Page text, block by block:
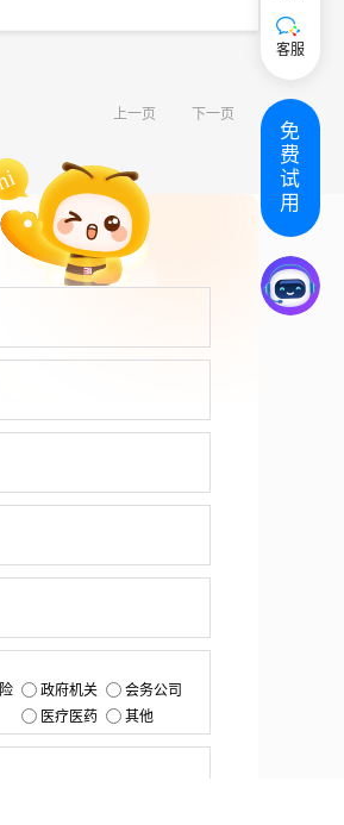
上一页 下一页
政府机关
会务公司
医疗医药 其他
客服
免
费
试
用